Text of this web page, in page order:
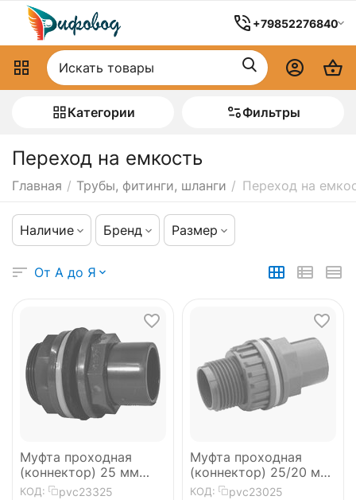
+79852276840
Категории Фильтры
Переход на емкость
Главная / Трубы, фитинги, шланги / Переход на
Наличие Бренд Размер
От А до Я
Муфта проходная
(коннектор) 25 мм
Hidroten
КОД: pvc23325
Муфта проходная
(коннектор) 25/20 мм
Plimat
КОД: pvc23025